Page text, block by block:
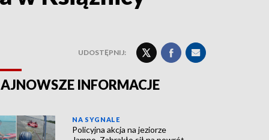
UDOSTĘPNIJ:
INFORMACJE
NA SYGNALE
Policyjna akcja na jeziorze